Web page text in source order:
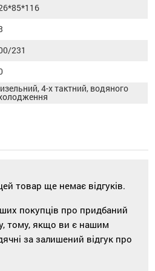
231
4-х тактний, водяного
товар ще немає відгуків.
покупців про придбаний
тому, якщо ви є нашим
за залишений відгук про